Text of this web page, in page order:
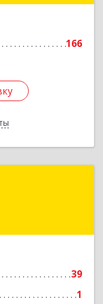
166
39
1
Спортивная ул,